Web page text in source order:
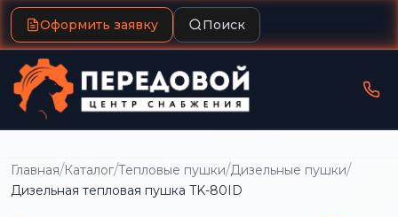
Оформить заявку Поиск
Главная/Каталог/Тепловые пушки/Дизельные пушки/
Дизельная тепловая пушка TK-80ID